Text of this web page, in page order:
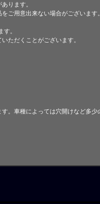
ります。
ご用意出来ない場合がございます。
。
ただくことがございます。
。車種によっては穴開けなど多少